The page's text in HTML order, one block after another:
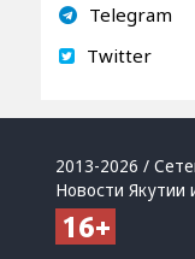
Telegram
Twitter
2013-2026 /
Новости Якутии